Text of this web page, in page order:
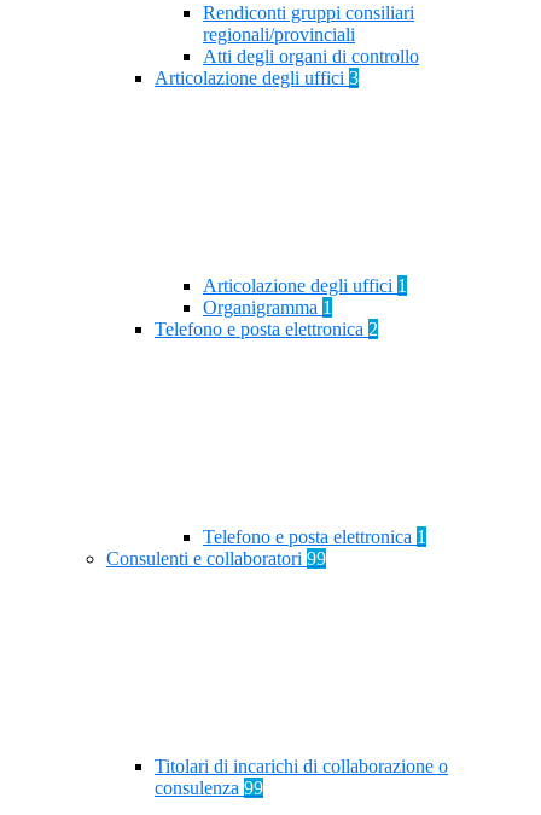
Rendiconti gruppi consiliari
regionali/provinciali
Atti degli organi di controllo
Articolazione degli uffici 3
Articolazione degli uffici 1
Organigramma 1
Telefono e posta elettronica 2
Telefono e posta elettronica 1
Consulenti e collaboratori 99
Titolari di incarichi di collaborazione o
consulenza 99